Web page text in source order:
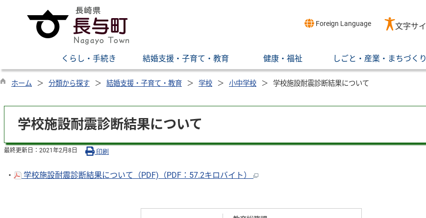
Foreign Language 文字サ
くらし・手続き 結婚支援・子育て・教育 健康・福祉 しごと・産業・まちづくり
ホーム 分類から探す 結婚支援・子育て・教育 学校 小中学校 学校施設耐震診断結果について
学校施設耐震診断結果について
最終更新日： 2021年2月8日 印刷
・ 学校施設耐震診断結果について（PDF)（PDF：57.2キロバイト）